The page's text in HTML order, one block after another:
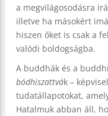
a megvilágosodásra
illetve ha másokért
hiszen őket is csak a
valódi boldogságba.
A buddhák és a
bódhiszattvák –
tudatállapotokat,
Hatalmuk abban áll,